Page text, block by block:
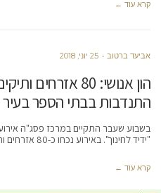
קרא עוד ←
אביעד ברטוב 25 יוני, 2018
התנדבות בבתי הספר בעיר
בשבוע שעבר התקיים במרכז פסג"ה
"ידיד לחינוך". באירוע נכחו כ-80 אזרחים ותיקים מתנדבים, מרביתם בני
קרא עוד ←